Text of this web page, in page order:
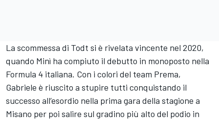
La scommessa di Todt si è rivelata vincente nel 2020,
quando Minì ha compiuto il debutto in monoposto nella
Formula 4 italiana. Con i colori del team Prema,
Gabriele è riuscito a stupire tutti conquistando il
successo all’esordio nella prima gara della stagione a
Misano per poi salire sul gradino più alto del podio in